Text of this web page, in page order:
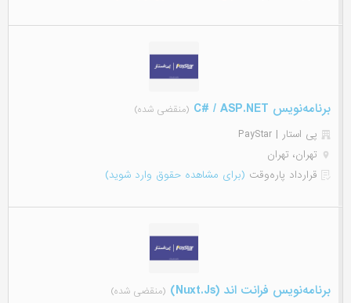
برنامه‌نویس C# / ASP.NET (منقضی شده)
پی استار | PayStar
تهران، تهران
قرارداد پاره‌وقت (برای مشاهده حقوق وارد شوید)
برنامه‌نویس فرانت اند (Nuxt.Js) (منقضی شده)